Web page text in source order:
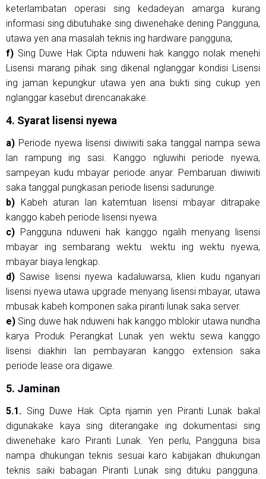
keterlambatan operasi sing kedadeyan amarga kurang
informasi sing dibutuhake sing diwenehake dening Pangguna,
utawa yen ana masalah teknis ing hardware pangguna;
f) Sing Duwe Hak Cipta nduweni hak kanggo nolak menehi
Lisensi marang pihak sing dikenal nglanggar kondisi Lisensi
ing jaman kepungkur utawa yen ana bukti sing cukup yen
nglanggar kasebut direncanakake.
4. Syarat lisensi nyewa
a) Periode nyewa lisensi diwiwiti saka tanggal nampa sewa
lan rampung ing sasi. Kanggo ngluwihi periode nyewa,
sampeyan kudu mbayar periode anyar. Pembaruan diwiwiti
saka tanggal pungkasan periode lisensi sadurunge.
b) Kabeh aturan lan katemtuan lisensi mbayar ditrapake
kanggo kabeh periode lisensi nyewa.
c) Pangguna nduweni hak kanggo ngalih menyang lisensi
mbayar ing sembarang wektu. wektu ing wektu nyewa,
mbayar biaya lengkap.
d) Sawise lisensi nyewa kadaluwarsa, klien kudu nganyari
lisensi nyewa utawa upgrade menyang lisensi mbayar, utawa
mbusak kabeh komponen saka piranti lunak saka server.
e) Sing duwe hak nduweni hak kanggo mblokir utawa nundha
karya Produk Perangkat Lunak yen wektu sewa kanggo
lisensi diakhiri lan pembayaran kanggo extension saka
periode lease ora digawe.
5. Jaminan
5.1. Sing Duwe Hak Cipta njamin yen Piranti Lunak bakal
digunakake kaya sing diterangake ing dokumentasi sing
diwenehake karo Piranti Lunak. Yen perlu, Pangguna bisa
nampa dhukungan teknis sesuai karo kabijakan dhukungan
teknis saiki babagan Piranti Lunak sing dituku pangguna.